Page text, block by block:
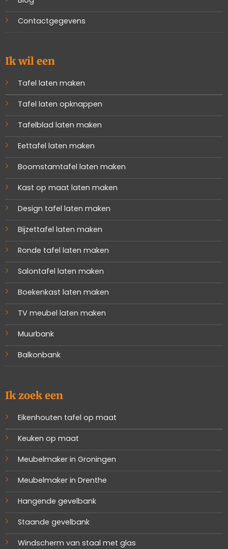
Contactgegevens
Ik wil een
Tafel laten maken
Tafel laten opknappen
Tafelblad laten maken
Eettafel laten maken
Boomstamtafel laten maken
Kast op maat laten maken
Design tafel laten maken
Bijzettafel laten maken
Ronde tafel laten maken
Salontafel laten maken
Boekenkast laten maken
TV meubel laten maken
Muurbank
Balkonbank
Ik zoek een
Eikenhouten tafel op maat
Keuken op maat
Meubelmaker in Groningen
Meubelmaker in Drenthe
Hangende gevelbank
Staande gevelbank
Windscherm van staal met glas